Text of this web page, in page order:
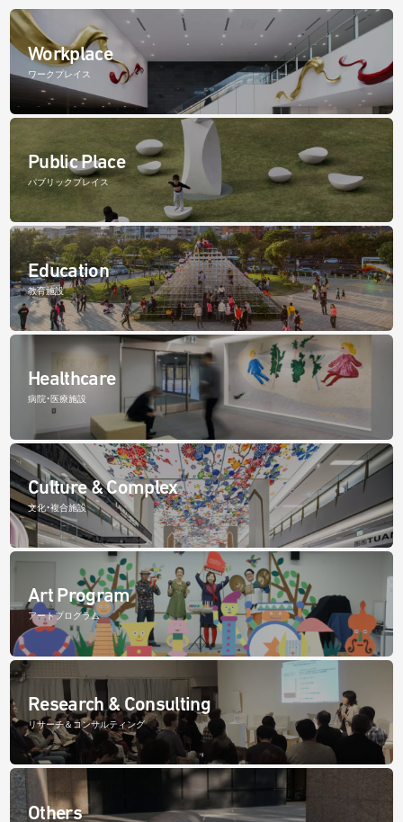
Workplace
ワークプレイス
Public Place
パブリックプレイス
Education
教育施設
Healthcare
病院・医療施設
Culture & Complex
文化・複合施設
Art Program
アートプログラム
Research & Consulting
リサーチ＆コンサルティング
Others